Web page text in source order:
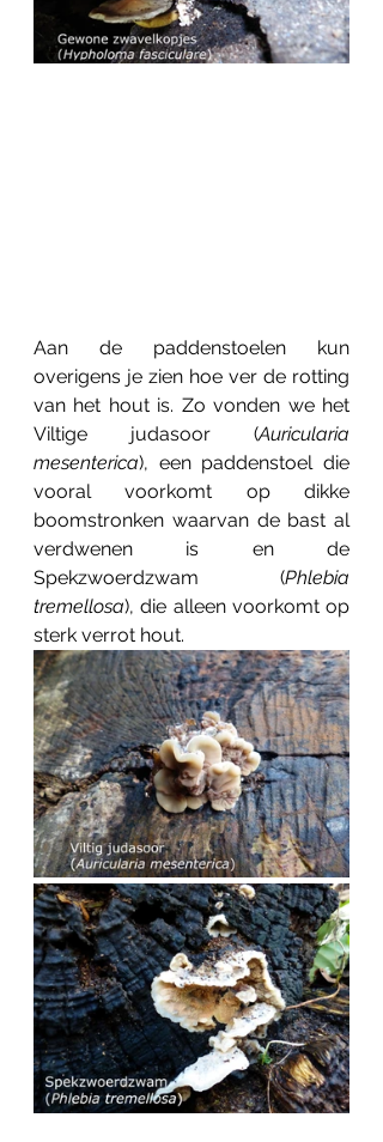
Aan de paddenstoelen kun
overigens je zien hoe ver de rotting
van het hout is. Zo vonden we het
Viltige judasoor (Auricularia
mesenterica), een paddenstoel die
vooral voorkomt op dikke
boomstronken waarvan de bast al
verdwenen is en de
Spekzwoerdzwam (Phlebia
tremellosa), die alleen voorkomt op
sterk verrot hout.